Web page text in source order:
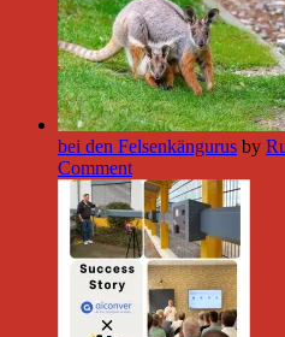
bei den Felsenkängurus by
Comment